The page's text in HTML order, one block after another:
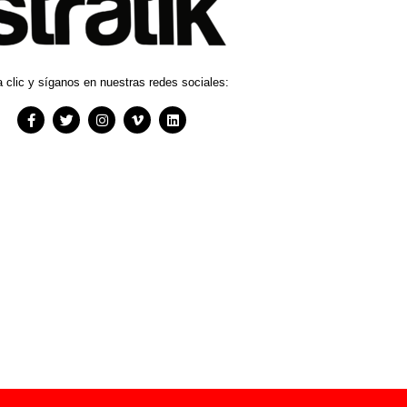
clic y síganos en nuestras redes sociales: